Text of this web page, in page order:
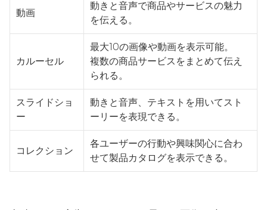
動画
動きと音声で商品やサービスの魅力
を伝える。
カルーセル
最大10の画像や動画を表示可能。
複数の商品サービスをまとめて伝え
られる。
スライドショ
ー
動きと音声、テキストを用いてスト
ーリーを表現できる。
コレクション
各ユーザーの行動や興味関心に合わ
せて製品カタログを表示できる。